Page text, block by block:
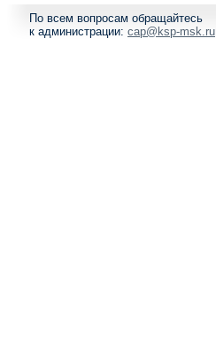
По всем вопросам обращайтесь
к администрации: cap@ksp-msk.ru